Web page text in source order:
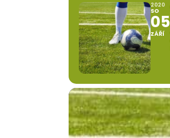
2020
SO
05
ZÁŘÍ